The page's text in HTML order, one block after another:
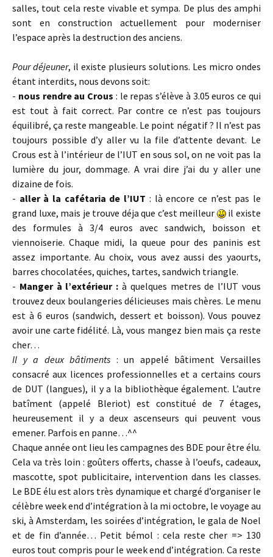
salles, tout cela reste vivable et sympa. De plus des amphi
sont en construction actuellement pour moderniser
l’espace après la destruction des anciens.
Pour déjeuner, il existe plusieurs solutions. Les micro ondes
étant interdits, nous devons soit:
- nous rendre au Crous : le repas s’élève à 3.05 euros ce qui
est tout à fait correct. Par contre ce n’est pas toujours
équilibré, ça reste mangeable. Le point négatif ? Il n’est pas
toujours possible d’y aller vu la file d’attente devant. Le
Crous est à l’intérieur de l’IUT en sous sol, on ne voit pas la
lumière du jour, dommage. A vrai dire j’ai du y aller une
dizaine de fois.
- aller à la cafétaria de l’IUT : là encore ce n’est pas le
grand luxe, mais je trouve déja que c’est meilleur
il existe
des formules à 3/4 euros avec sandwich, boisson et
viennoiserie. Chaque midi, la queue pour des paninis est
assez importante. Au choix, vous avez aussi des yaourts,
barres chocolatées, quiches, tartes, sandwich triangle.
- Manger à l’extérieur : à quelques metres de l’IUT vous
trouvez deux boulangeries délicieuses mais chères. Le menu
est à 6 euros (sandwich, dessert et boisson). Vous pouvez
avoir une carte fidélité. Là, vous mangez bien mais ça reste
cher…
Il y a deux bâtiments : un appelé bâtiment Versailles
consacré aux licences professionnelles et a certains cours
de DUT (langues), il y a la bibliothèque également. L’autre
batîment (appelé Bleriot) est constitué de 7 étages,
heureusement il y a deux ascenseurs qui peuvent vous
emener. Parfois en panne…^^
Chaque année ont lieu les campagnes des BDE pour être élu.
Cela va très loin : goûters offerts, chasse à l’oeufs, cadeaux,
mascotte, spot publicitaire, intervention dans les classes.
Le BDE élu est alors très dynamique et chargé d’organiser le
célèbre week end d’intégration à la mi octobre, le voyage au
ski, à Amsterdam, les soirées d’intégration, le gala de Noel
et de fin d’année… Petit bémol : cela reste cher => 130
euros tout compris pour le week end d’intégration. Ca reste